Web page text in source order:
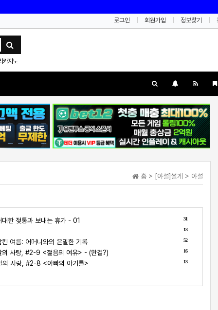
로그인 회원가입 정보찾기
카지노
홈 > [야설]썰게 > 야설
31
대한 젖통과 보내는 휴가 - 01
13
52
킨 여름: 어머니와의 은밀한 기록
16
의 사랑, #2-9 <젊음의 여유> - (완결?)
13
의 사랑, #2-8 <아빠의 아기를>